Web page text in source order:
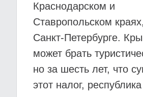
Краснодарском и
Ставропольском
Санкт-Петербурге.
может брать
но за шесть лет, что
этот налог,